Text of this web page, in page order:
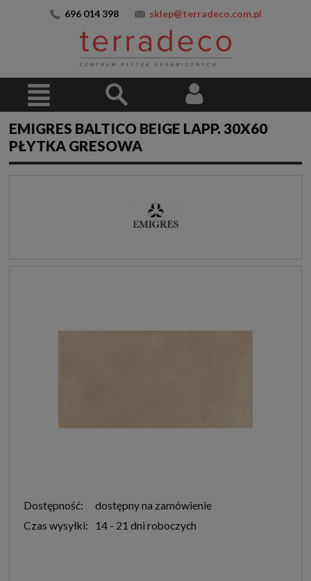
696 014 398 sklep@terradeco.com.pl
EMIGRES BALTICO BEIGE LAPP. 30X60
PŁYTKA GRESOWA
Dostępność:
dostępny na zamówienie
Czas wysyłki:
14 - 21 dni roboczych